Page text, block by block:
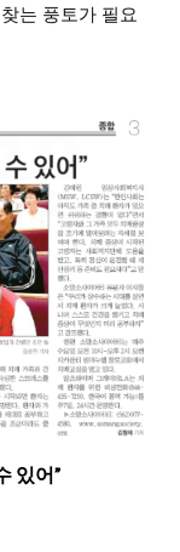
는 풍토가 필요
있어”